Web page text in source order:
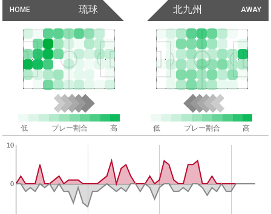
HOME 琉球 AWAY
北九州
低 プレー割合 高 低 プレー割合 高
0
10